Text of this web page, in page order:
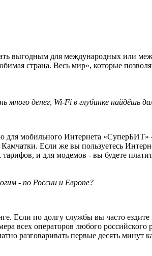
выгодным для международных или
страна. Весь мир», которые
денег, Wi-Fi в глубинке найдёшь
мобильного Интернета «СуперБИТ»
Если же вы пользуетесь
и для модемов - вы будете
- по России и Европе?
Если по долгу службы вы часто
всех операторов любого российского
разговаривать первые десять минут